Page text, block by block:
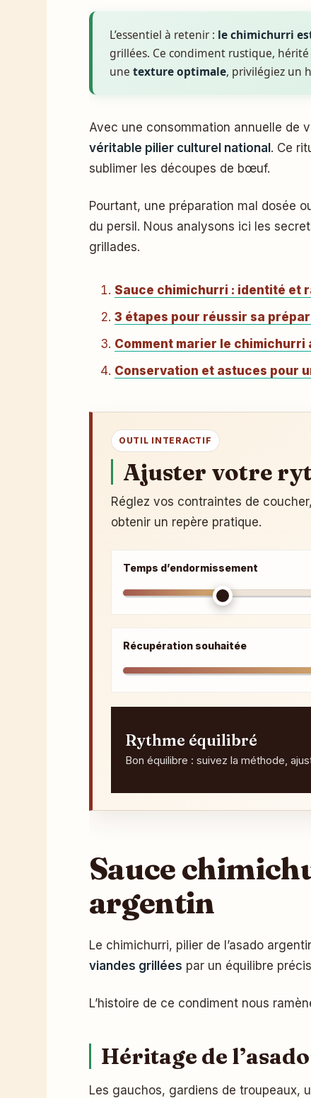
L’essentiel à retenir : le chimichurri
grillées. Ce condiment rustique,
une texture optimale, privilégiez un
Avec une consommation annuelle
véritable pilier culturel national . Ce
sublimer les découpes de bœuf.
Pourtant, une préparation mal dosée
du persil. Nous analysons ici les
grillades.
Sauce chimichurri : identité et
3 étapes pour réussir sa
Comment marier le chimichurri
Conservation et astuces pour
OUTIL INTERACTIF
Ajuster votre
Réglez vos contraintes de
obtenir un repère pratique.
Temps d’endormissement
Récupération souhaitée
Rythme équilibré
Bon équilibre : suivez la méthode,
Sauce
argentin
Le chimichurri, pilier de l’asado
viandes grillées par un équilibre
L’histoire de ce condiment nous
Héritage de
Les gauchos, gardiens de troupeaux,